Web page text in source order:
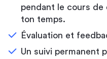
pendant le cours
ton temps.
Évaluation et
Un suivi permanent